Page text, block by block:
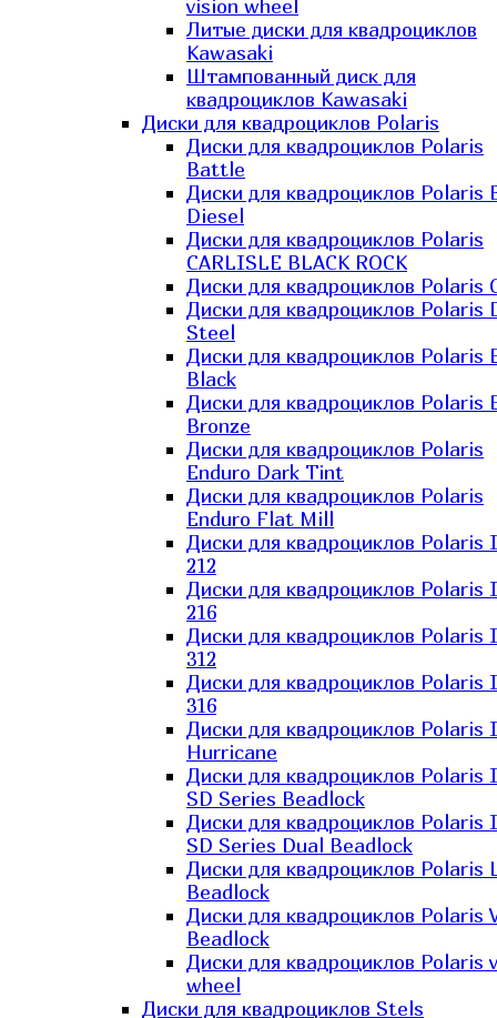
vision wheel
Литые диски для квадроциклов
Kawasaki​
Штампованный диск для
квадроциклов Kawasaki​
Диски для квадроциклов Polaris
Диски для квадроциклов Polaris
Battle
Диски для квадроциклов Polaris
Diesel
Диски для квадроциклов Polaris
CARLISLE BLACK ROCK
Диски для квадроциклов Polaris
Диски для квадроциклов Polaris
Steel
Диски для квадроциклов Polaris
Black
Диски для квадроциклов Polaris
Bronze
Диски для квадроциклов Polaris
Enduro Dark Tint
Диски для квадроциклов Polaris
Enduro Flat Mill
Диски для квадроциклов Polaris
212
Диски для квадроциклов Polaris
216
Диски для квадроциклов Polaris
312
Диски для квадроциклов Polaris
316
Диски для квадроциклов Polaris
Hurricane
Диски для квадроциклов Polaris
SD Series Beadlock
Диски для квадроциклов Polaris
SD Series Dual Beadlock
Диски для квадроциклов Polaris
Beadlock
Диски для квадроциклов Polaris
Beadlock
Диски для квадроциклов Polaris
wheel
Диски для квадроциклов Stels